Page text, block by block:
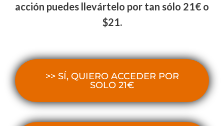
acción puedes llevártelo por tan sólo 21€ o
$21.
>> SÍ, QUIERO ACCEDER POR
SOLO 21€